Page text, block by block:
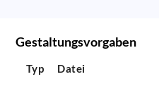
Gestaltungsvorgaben
Typ Datei